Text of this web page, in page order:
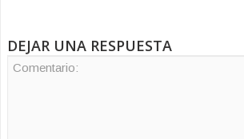
DEJAR UNA RESPUESTA